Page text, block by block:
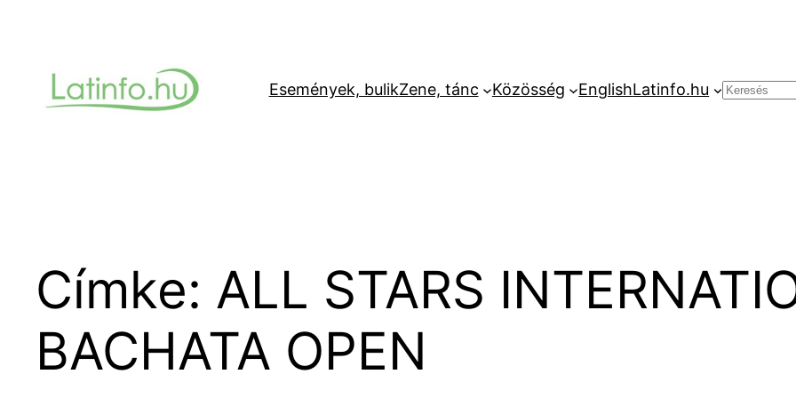
Események, bulikZene, tánc Közösség EnglishLatinfo.hu Keresés
Címke: ALL STARS
BACHATA OPEN